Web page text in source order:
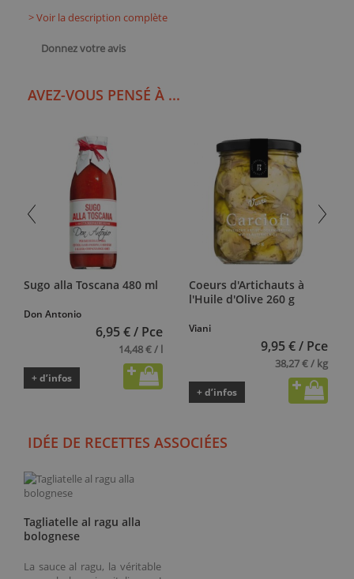
> Voir la description complète
Donnez votre avis
AVEZ-VOUS PENSÉ À ...
Sugo alla Toscana 480 ml
Don Antonio
6,95 € / Pce
14,48 € / l
+ d’infos
Coeurs d'Artichauts à
l'Huile d'Olive 260 g
Viani
9,95 € / Pce
38,27 € / kg
+ d’infos
IDÉE DE RECETTES ASSOCIÉES
Tagliatelle al ragu alla
bolognese
La sauce al ragu, la véritable